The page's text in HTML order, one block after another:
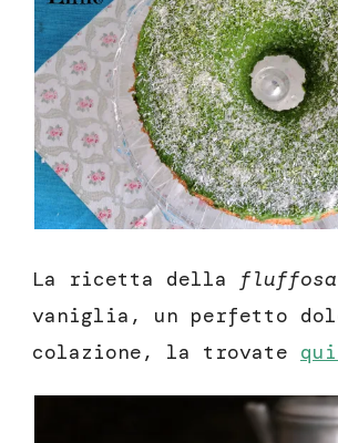
La ricetta della fluffosa
vaniglia, un perfetto
colazione, la trovate